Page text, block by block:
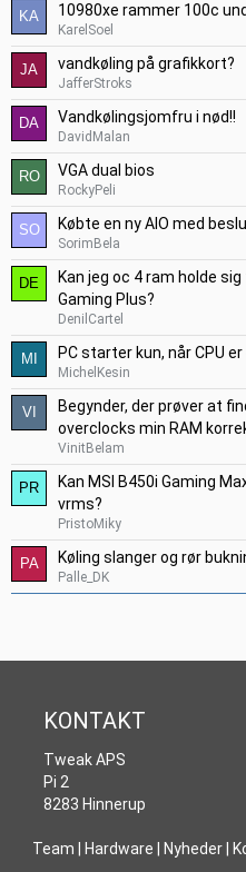
10980xe rammer 100c
KarelSoel
vandkøling på grafikkort?
JafferStroks
Vandkølingsjomfru i nød!!
DavidMalan
VGA dual bios
RockyPeli
Købte en ny AIO med
SorimBela
Kan jeg oc 4 ram holde
Gaming Plus?
DenilCartel
PC starter kun, når CPU
MichelKesin
Begynder, der prøver at
overclocks min RAM
VinitBelam
Kan MSI B450i Gaming
vrms?
PristoMiky
Køling slanger og rør
Palle_DK
KONTAKT
Tweak APS
Pi 2
8283 Hinnerup
Team Hardware Nyheder|